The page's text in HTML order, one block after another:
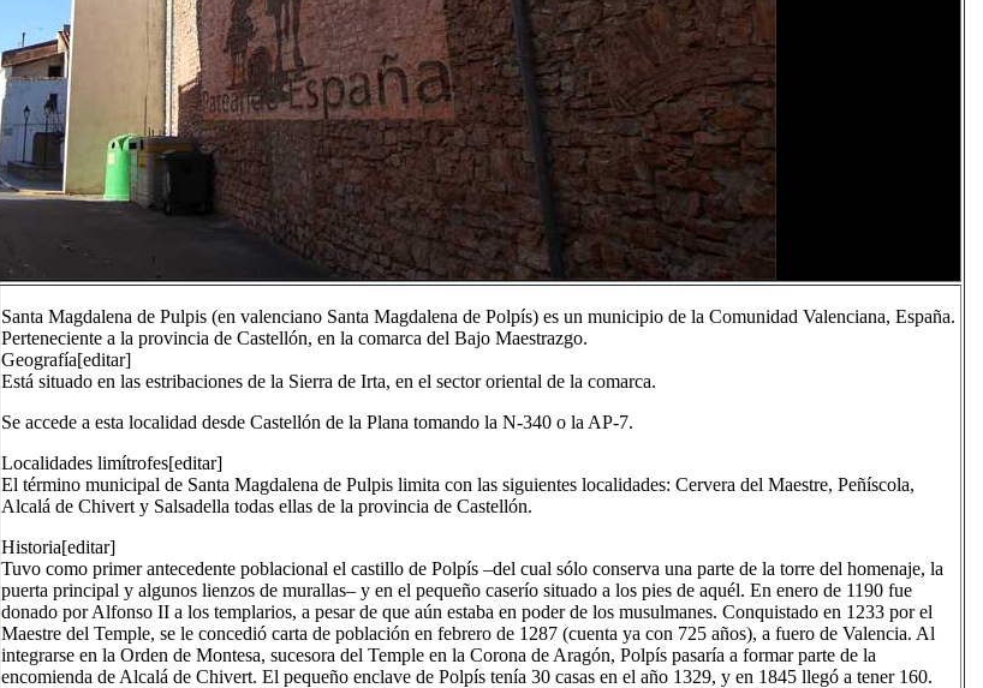
Santa Magdalena de Pulpis (en valenciano Santa Magdalena de Polpís) es un municipio de la Comunidad Valenciana, España.
Perteneciente a la provincia de Castellón, en la comarca del Bajo Maestrazgo.
Geografía[editar]
Está situado en las estribaciones de la Sierra de Irta, en el sector oriental de la comarca.
Se accede a esta localidad desde Castellón de la Plana tomando la N-340 o la AP-7.
Localidades limítrofes[editar]
El término municipal de Santa Magdalena de Pulpis limita con las siguientes localidades: Cervera del Maestre, Peñíscola,
Alcalá de Chivert y Salsadella todas ellas de la provincia de Castellón.
Historia[editar]
Tuvo como primer antecedente poblacional el castillo de Polpís –del cual sólo conserva una parte de la torre del homenaje, la
puerta principal y algunos lienzos de murallas– y en el pequeño caserío situado a los pies de aquél. En enero de 1190 fue
donado por Alfonso II a los templarios, a pesar de que aún estaba en poder de los musulmanes. Conquistado en 1233 por el
Maestre del Temple, se le concedió carta de población en febrero de 1287 (cuenta ya con 725 años), a fuero de Valencia. Al
integrarse en la Orden de Montesa, sucesora del Temple en la Corona de Aragón, Polpís pasaría a formar parte de la
encomienda de Alcalá de Chivert. El pequeño enclave de Polpís tenía 30 casas en el año 1329, y en 1845 llegó a tener 160.